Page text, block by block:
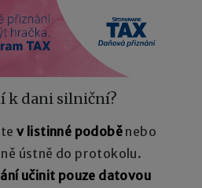
k dani silniční?
v listinné podobě nebo
ústně do protokolu.
učinit pouze datovou